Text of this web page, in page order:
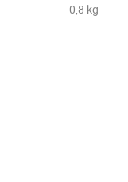
0,8 kg